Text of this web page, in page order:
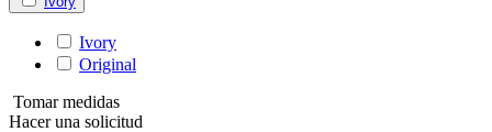
Ivory
Original
Tomar medidas
Hacer una solicitud